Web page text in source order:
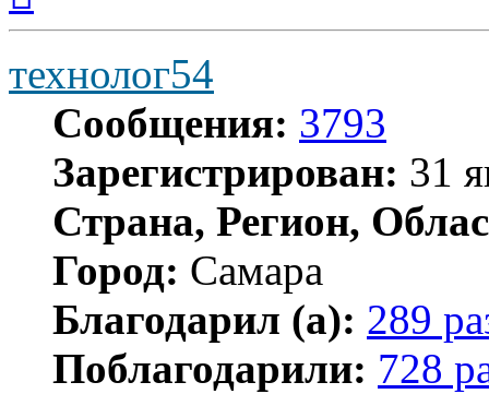
началу
технолог54
Сообщения: 3793
Зарегистрирован: 31
Страна, Регион,
Город: Самара
Благодарил (а): 289
Поблагодарили: 728